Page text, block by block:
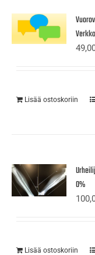
Lisää ostoskoriin
0%
Lisää ostoskoriin